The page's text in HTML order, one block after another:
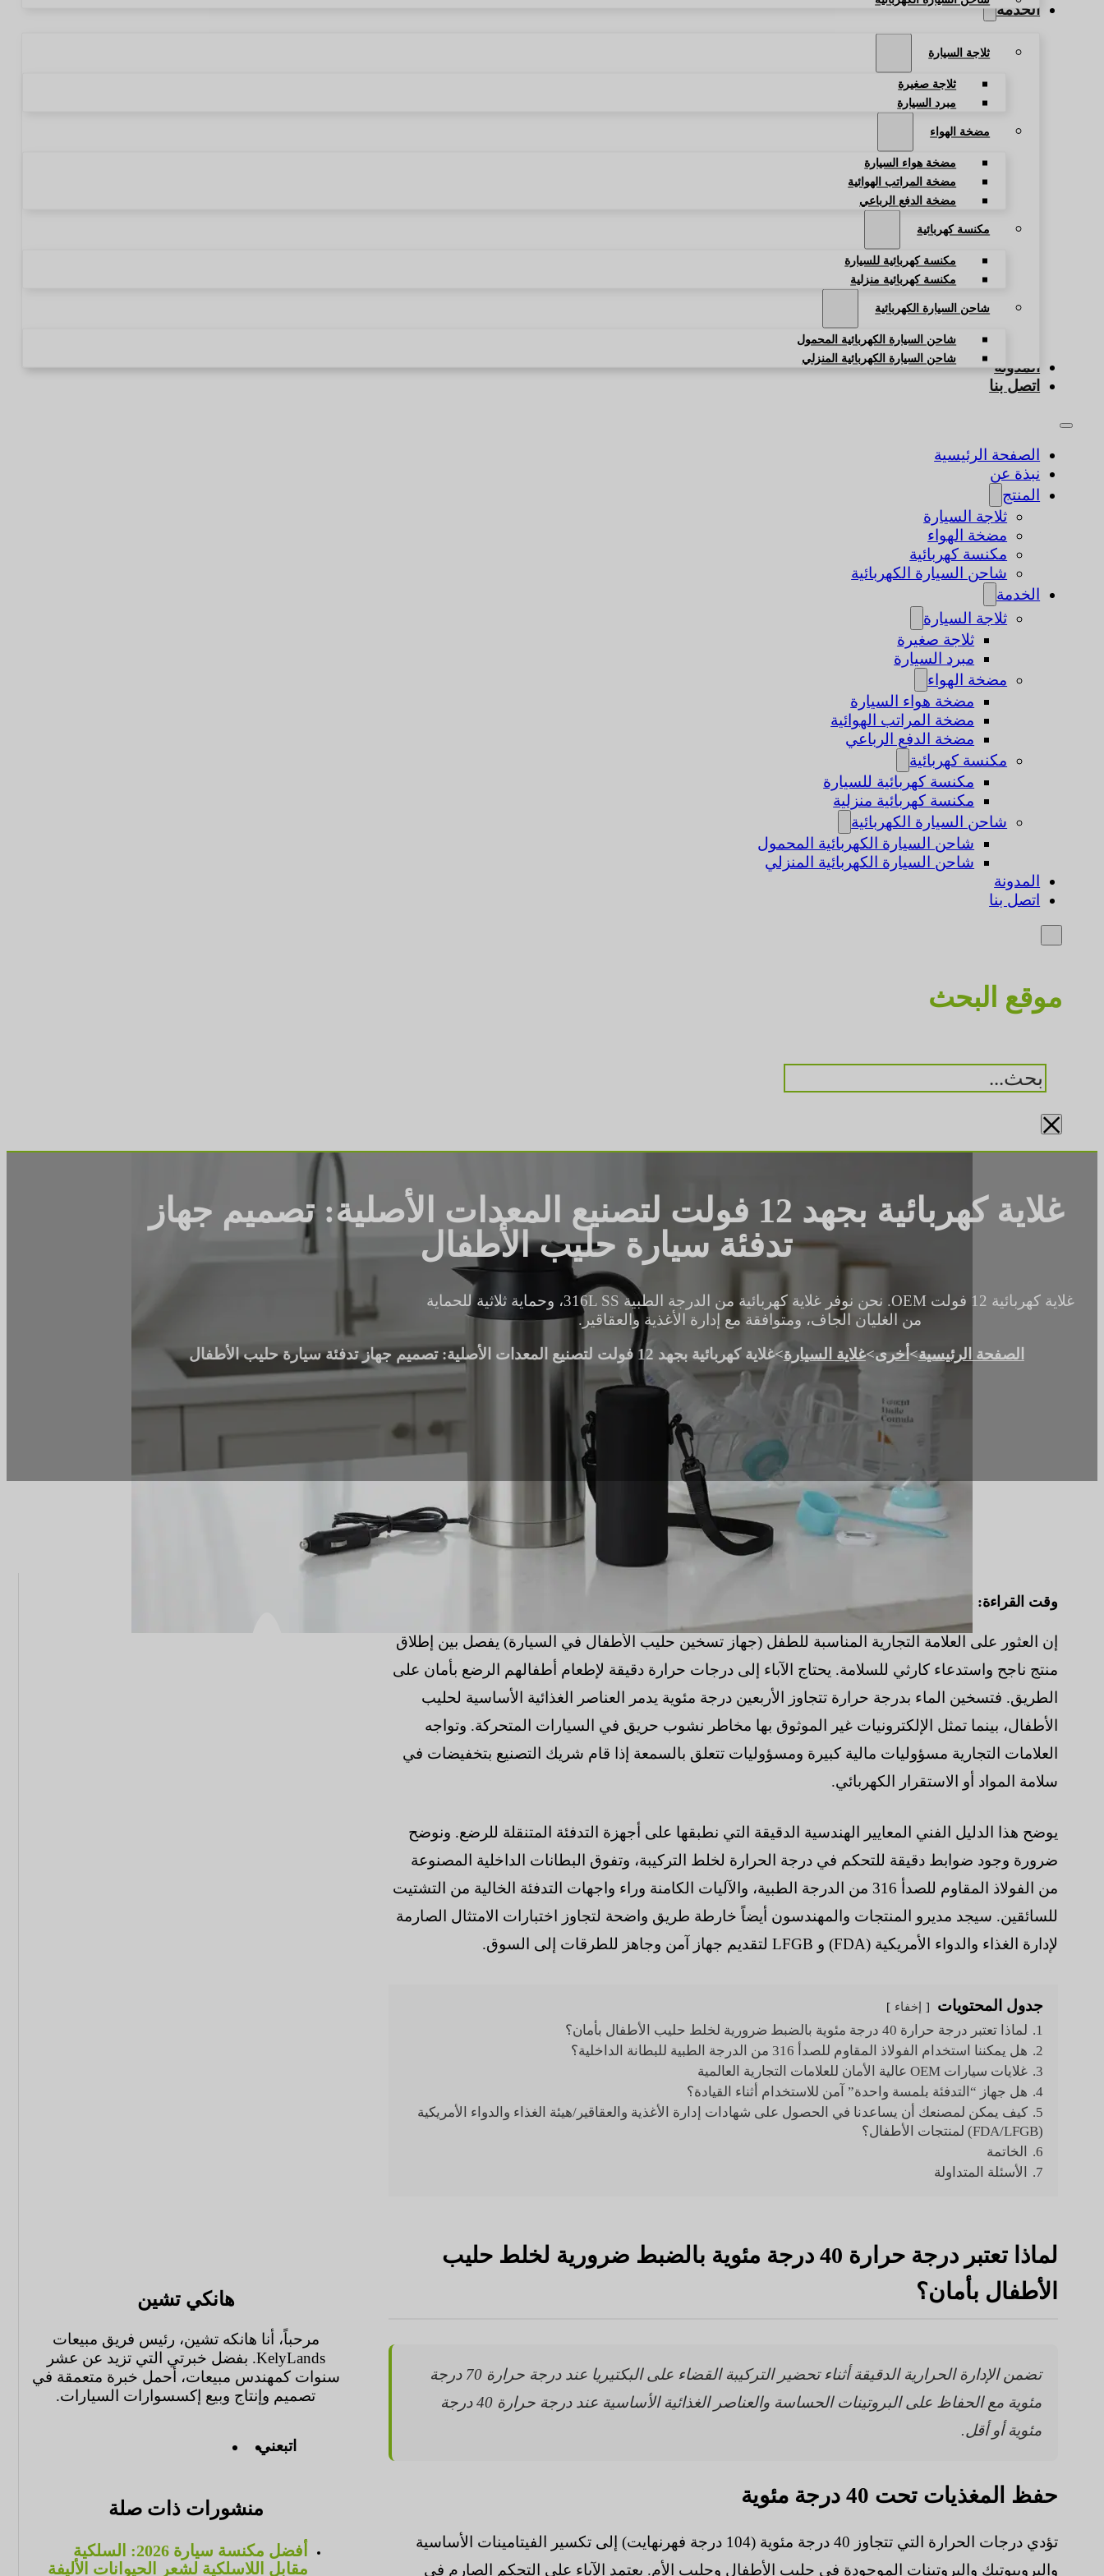
الخدمة
ثلاجة السيارة
ثلاجة صغيرة
مبرد السيارة
مضخة الهواء
مضخة هواء السيارة
مضخة المراتب الهوائية
مضخة الدفع الرباعي
مكنسة كهربائية
مكنسة كهربائية للسيارة
مكنسة كهربائية منزلية
شاحن السيارة الكهربائية
شاحن السيارة الكهربائية المحمول
شاحن السيارة الكهربائية المنزلي
المدونة
اتصل بنا
الصفحة الرئيسية
نبذة عن
المنتج
ثلاجة السيارة
مضخة الهواء
مكنسة كهربائية
شاحن السيارة الكهربائية
الخدمة
ثلاجة السيارة
ثلاجة صغيرة
مبرد السيارة
مضخة الهواء
مضخة هواء السيارة
مضخة المراتب الهوائية
مضخة الدفع الرباعي
مكنسة كهربائية
مكنسة كهربائية للسيارة
مكنسة كهربائية منزلية
شاحن السيارة الكهربائية
شاحن السيارة الكهربائية المحمول
شاحن السيارة الكهربائية المنزلي
المدونة
اتصل بنا
موقع البحث
×
غلاية كهربائية بجهد 12 فولت لتصنيع المعدات الأصلية: تصميم جهاز
تدفئة سيارة حليب الأطفال
غلاية كهربائية 12 فولت OEM. نحن نوفر غلاية كهربائية من الدرجة الطبية 316L SS، وحماية ثلاثية للحماية
من الغليان الجاف، ومتوافقة مع إدارة الأغذية والعقاقير.
الصفحة الرئيسية>أخرى>غلاية السيارة>غلاية كهربائية بجهد 12 فولت لتصنيع المعدات الأصلية: تصميم جهاز تدفئة سيارة حليب الأطفال
وقت القراءة: 8 دقائق |عدد الكلمات:
إن العثور على العلامة التجارية المناسبة للطفل (جهاز تسخين حليب الأطفال في السيارة) يفصل بين إطلاق
منتج ناجح واستدعاء كارثي للسلامة. يحتاج الآباء إلى درجات حرارة دقيقة لإطعام أطفالهم الرضع بأمان على
الطريق. فتسخين الماء بدرجة حرارة تتجاوز الأربعين درجة مئوية يدمر العناصر الغذائية الأساسية لحليب
الأطفال، بينما تمثل الإلكترونيات غير الموثوق بها مخاطر نشوب حريق في السيارات المتحركة. وتواجه
العلامات التجارية مسؤوليات مالية كبيرة ومسؤوليات تتعلق بالسمعة إذا قام شريك التصنيع بتخفيضات في
سلامة المواد أو الاستقرار الكهربائي.
يوضح هذا الدليل الفني المعايير الهندسية الدقيقة التي نطبقها على أجهزة التدفئة المتنقلة للرضع. ونوضح
ضرورة وجود ضوابط دقيقة للتحكم في درجة الحرارة لخلط التركيبة، وتفوق البطانات الداخلية المصنوعة
من الفولاذ المقاوم للصدأ 316 من الدرجة الطبية، والآليات الكامنة وراء واجهات التدفئة الخالية من التشتيت
للسائقين. سيجد مديرو المنتجات والمهندسون أيضاً خارطة طريق واضحة لتجاوز اختبارات الامتثال الصارمة
لإدارة الغذاء والدواء الأمريكية (FDA) و LFGB لتقديم جهاز آمن وجاهز للطرقات إلى السوق.
جدول المحتويات إخفاء
1.
لماذا تعتبر درجة حرارة 40 درجة مئوية بالضبط ضرورية لخلط حليب الأطفال بأمان؟
2.
هل يمكننا استخدام الفولاذ المقاوم للصدأ 316 من الدرجة الطبية للبطانة الداخلية؟
3. غلايات سيارات OEM عالية الأمان للعلامات التجارية العالمية
4. هل جهاز “التدفئة بلمسة واحدة” آمن للاستخدام أثناء القيادة؟
5. كيف يمكن لمصنعك أن يساعدنا في الحصول على شهادات إدارة الأغذية والعقاقير/هيئة الغذاء والدواء الأمريكية
(FDA/LFGB) لمنتجات الأطفال؟
6.
الخاتمة
7.
الأسئلة المتداولة
لماذا تعتبر درجة حرارة 40 درجة مئوية بالضبط ضرورية لخلط حليب
الأطفال بأمان؟
تضمن الإدارة الحرارية الدقيقة أثناء تحضير التركيبة القضاء على البكتيريا عند درجة حرارة 70 درجة
مئوية مع الحفاظ على البروتينات الحساسة والعناصر الغذائية الأساسية عند درجة حرارة 40 درجة
مئوية أو أقل.
حفظ المغذيات تحت 40 درجة مئوية
تؤدي درجات الحرارة التي تتجاوز 40 درجة مئوية (104 درجة فهرنهايت) إلى تكسير الفيتامينات الأساسية
والبروبيوتيك والبروتينات الموجودة في حليب الأطفال وحليب الأم. يعتمد الآباء على التحكم الصارم في
هانكي تشين
مرحباً، أنا هانكه تشين، رئيس فريق مبيعات
KelyLands. بفضل خبرتي التي تزيد عن عشر
سنوات كمهندس مبيعات، أحمل خبرة متعمقة في
تصميم وإنتاج وبيع إكسسوارات السيارات.
اتبعني
منشورات ذات صلة
أفضل مكنسة سيارة 2026: السلكية
مقابل اللاسلكية لشعر الحيوانات الأليفة